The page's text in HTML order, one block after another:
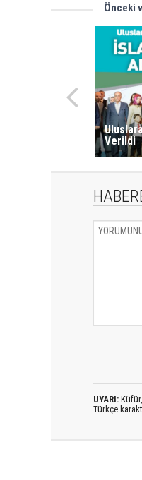
Önceki
Verildi
UYARI:
Türkçe